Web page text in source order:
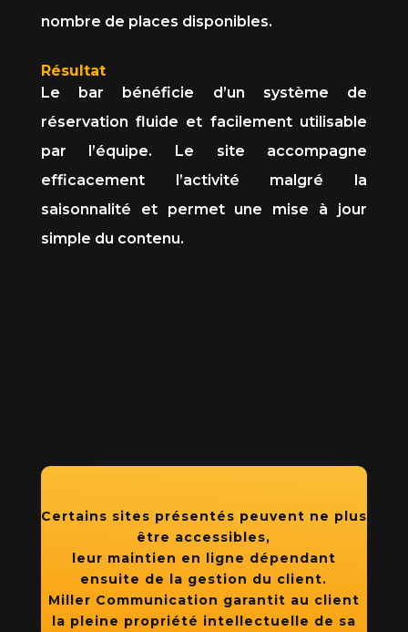
nombre de places disponibles.
Résultat
Le bar bénéficie d’un système de
réservation fluide et facilement utilisable
par l’équipe. Le site accompagne
efficacement l’activité malgré la
saisonnalité et permet une mise à jour
simple du contenu.
Certains sites présentés peuvent ne plus
être accessibles,
leur maintien en ligne dépendant
ensuite de la gestion du client.
Miller Communication garantit au client
la pleine propriété intellectuelle de sa